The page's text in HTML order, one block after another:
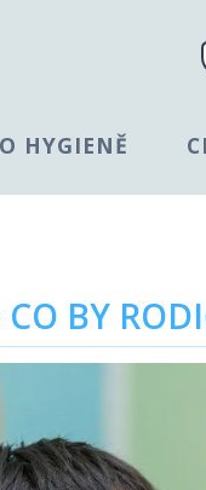
HYGIENĚ
BY